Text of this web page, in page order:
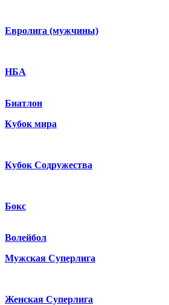
Евролига (мужчины)
НБА
Биатлон
Кубок мира
Кубок Содружества
Бокс
Волейбол
Мужская Суперлига
Женская Суперлига